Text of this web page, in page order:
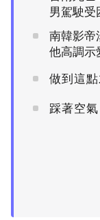
男駕駛受
南韓影帝
他高調示
做到這
踩著空